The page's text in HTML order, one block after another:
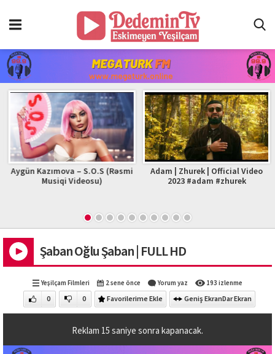
Aygün Kazımova – S.O.S (Rəsmi
Musiqi Videosu)
Adam | Zhurek | Official Video
2023 #adam #zhurek
Şaban Oğlu Şaban | FULL HD
Yeşilçam Filmleri 2 sene önce Yorum yaz 193 izlenme
0 0 Favorilerime Ekle Geniş EkranDar Ekran
Reklam 14saniye sonra kapanacak.